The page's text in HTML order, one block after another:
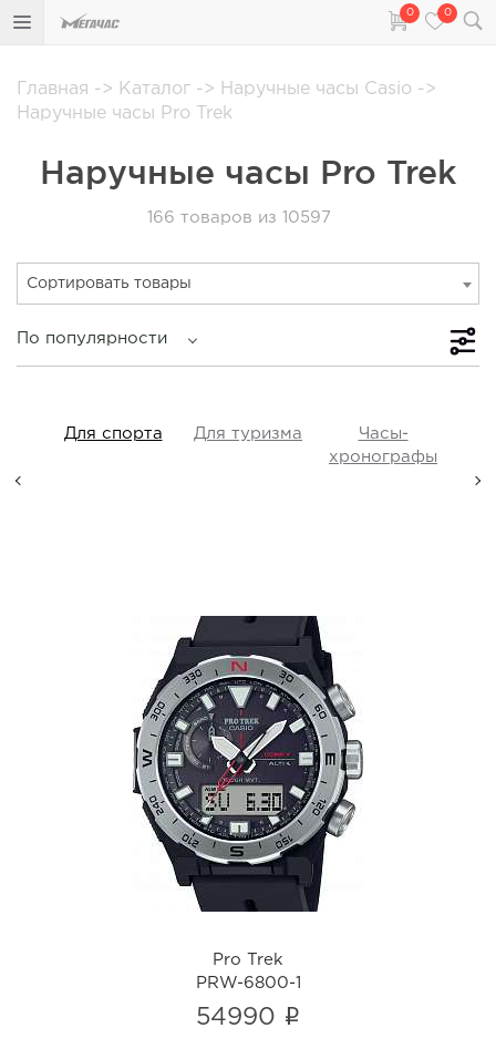
0 0
Главная -> Каталог -> Наручные часы Casio ->
Наручные часы Pro Trek
Наручные часы Pro Trek
166 товаров из 10597
Сортировать товары
По популярности
Для спорта Для туризма
Часы-
хронографы
Pro Trek
PRW-6800-1
i
Pro Trek
PRW-6800-1
54990 i